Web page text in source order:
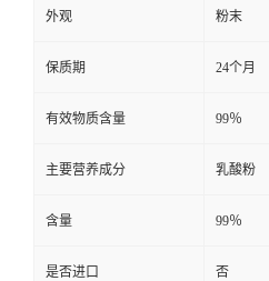
外观 粉末
保质期 24个月
有效物质含量 99％
主要营养成分 乳酸粉
含量 99％
是否进口 否